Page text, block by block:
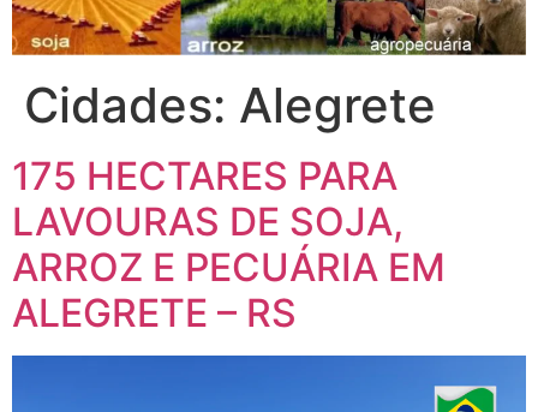
Cidades: Alegrete
175 HECTARES PARA
LAVOURAS DE SOJA,
ARROZ E PECUÁRIA EM
ALEGRETE – RS